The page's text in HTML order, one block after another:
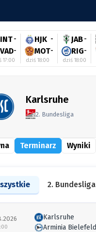
INT-
VAD-
17:00
HJK -
MOT-
dziś 18:00
JAB-
RIG-
dziś 18:00
Karlsruhe
2. Bundesliga
Terminarz Wyniki
2. Bundesliga
Karlsruhe
Arminia Bielefeld